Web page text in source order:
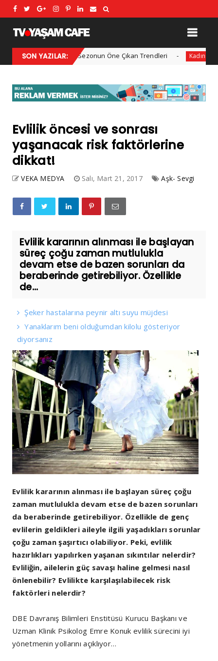
SON YAZILAR:
2025 Kış Modası: Sezonun Öne Çıkan Trendleri Kadın Her yıl
Evlilik öncesi ve sonrası
yaşanacak risk faktörlerine
dikkat!
VEKA MEDYA Salı, Mart 21, 2017 Aşk- Sevgi
Evlilik kararının alınması ile başlayan
süreç çoğu zaman mutlulukla
devam etse de bazen sorunları da
beraberinde getirebiliyor. Özellikle
de...
Şeker hastalarına peynir altı suyu müjdesi
Yanaklarım beni olduğumdan kilolu gösteriyor
diyorsanız
Evlilik kararının alınması ile başlayan süreç çoğu
zaman mutlulukla devam etse de bazen sorunları
da beraberinde getirebiliyor. Özellikle de genç
evlilerin geldikleri aileyle ilgili yaşadıkları sorunlar
çoğu zaman şaşırtıcı olabiliyor. Peki, evlilik
hazırlıkları yapılırken yaşanan sıkıntılar nelerdir?
Evliliğin, ailelerin güç savaşı haline gelmesi nasıl
önlenebilir? Evlilikte karşılaşılabilecek risk
faktörleri nelerdir?
DBE Davranış Bilimleri Enstitüsü Kurucu Başkanı ve
Uzman Klinik Psikolog Emre Konuk evlilik sürecini iyi
yönetmenin yollarını açıklıyor…